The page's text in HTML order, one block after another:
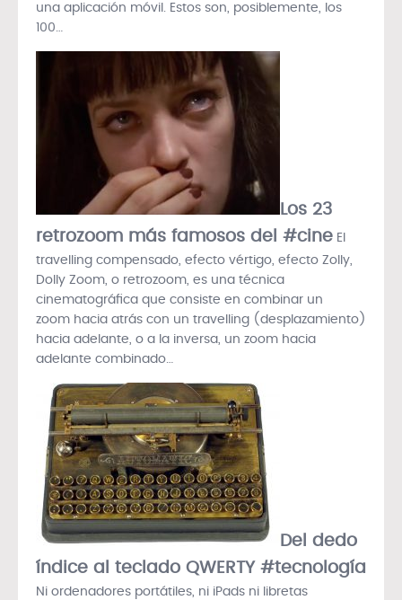
una aplicación móvil. Estos son, posiblemente, los
100…
Los 23
retrozoom más famosos del #cine El
travelling compensado, efecto vértigo, efecto Zolly,
Dolly Zoom, o retrozoom, es una técnica
cinematográfica que consiste en combinar un
zoom hacia atrás con un travelling (desplazamiento)
hacia adelante, o a la inversa, un zoom hacia
adelante combinado…
Del dedo
índice al teclado QWERTY #tecnología
Ni ordenadores portátiles, ni iPads ni libretas